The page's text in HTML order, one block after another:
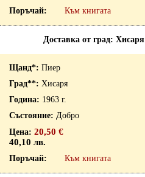
Към книгата
Доставка от град: Хисаря
Пиер
Хисаря
1963 г.
Добро
20,50 €
40,10 лв.
Към книгата